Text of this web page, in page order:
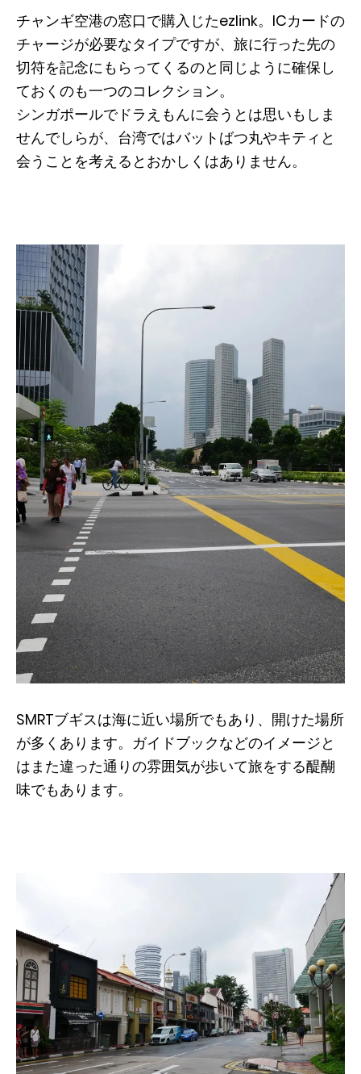
チャンギ空港の窓口で購入じたezlink。ICカードの
チャージが必要なタイプですが、旅に行った先の
切符を記念にもらってくるのと同じように確保し
ておくのも一つのコレクション。
シンガポールでドラえもんに会うとは思いもしま
せんでしらが、台湾ではバットばつ丸やキティと
会うことを考えるとおかしくはありません。
SMRTブギスは海に近い場所でもあり、開けた場所
が多くあります。ガイドブックなどのイメージと
はまた違った通りの雰囲気が歩いて旅をする醍醐
味でもあります。